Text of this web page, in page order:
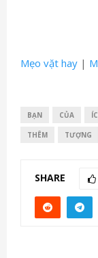
Mẹo vặt hay |
BẠN CỦA
THÊM TƯỢNG
SHARE